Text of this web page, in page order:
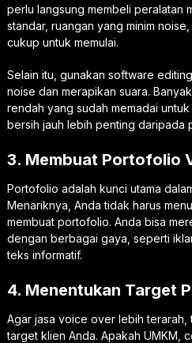
perlu langsung membeli peralatan
standar, ruangan yang minim
cukup untuk memulai.
Selain itu, gunakan software
noise dan merapikan suara.
rendah yang sudah memadai
bersih jauh lebih penting daripada
3. Membuat Portofolio
Portofolio adalah kunci utama
Menariknya, Anda tidak harus
membuat portofolio. Anda bisa
dengan berbagai gaya, seperti
teks informatif.
4. Menentukan Target
Agar jasa voice over lebih terarah,
target klien Anda. Apakah UMKM,